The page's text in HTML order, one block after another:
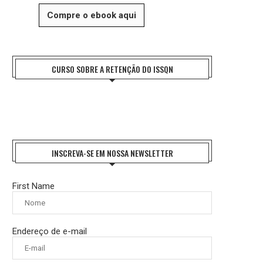
Compre o ebook aqui
CURSO SOBRE A RETENÇÃO DO ISSQN
INSCREVA-SE EM NOSSA NEWSLETTER
First Name
Endereço de e-mail